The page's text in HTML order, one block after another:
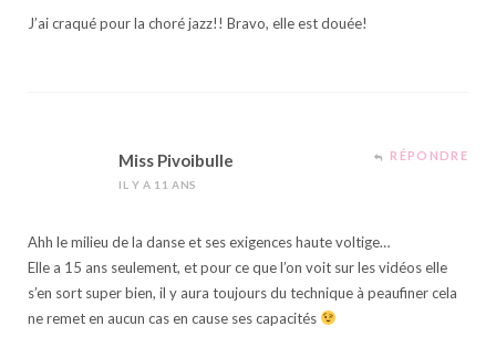
J’ai craqué pour la choré jazz!! Bravo, elle est douée!
Miss Pivoibulle
IL Y A 11 ANS
RÉPONDRE
Ahh le milieu de la danse et ses exigences haute voltige…
Elle a 15 ans seulement, et pour ce que l’on voit sur les vidéos elle
s’en sort super bien, il y aura toujours du technique à peaufiner cela
ne remet en aucun cas en cause ses capacités